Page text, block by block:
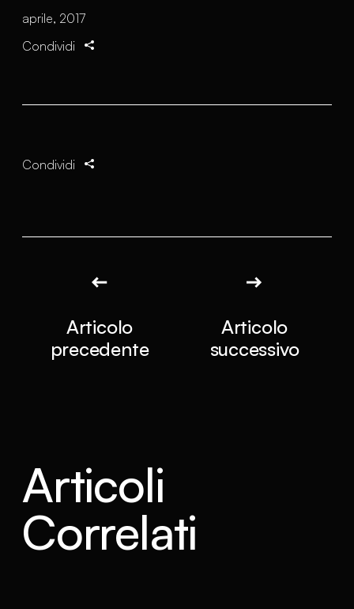
aprile, 2017
Condividi
Condividi
Articolo
precedente
Articolo
successivo
Articoli
Correlati